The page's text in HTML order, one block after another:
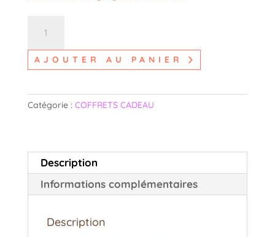
BOÎTE
GOURMANDE
150
gr
Safran
Génépi
AJOUTER AU PANIER
Catégorie : COFFRETS CADEAU
Description
Informations complémentaires
Description